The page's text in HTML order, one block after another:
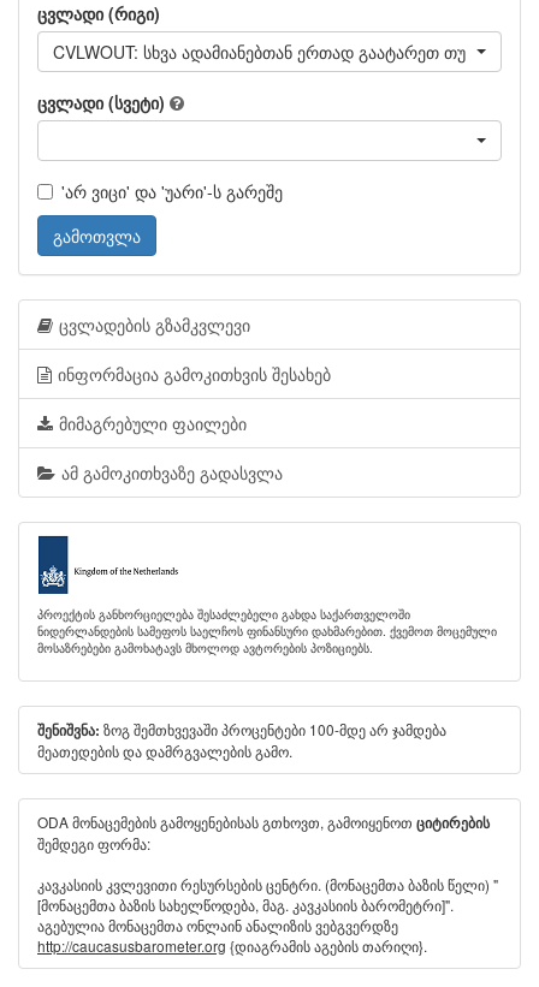
ცვლადი (რიგი)
CVLWOUT: სხვა ადამიანებთან ერთად გაატარეთ თუ არა
ცვლადი (სვეტი)
'არ ვიცი' და 'უარი'-ს გარეშე
გამოთვლა
ცვლადების გზამკვლევი
ინფორმაცია გამოკითხვის შესახებ
მიმაგრებული ფაილები
ამ გამოკითხვაზე გადასვლა
პროექტის განხორციელება შესაძლებელი გახდა საქართველოში
ნიდერლანდების სამეფოს საელჩოს ფინანსური დახმარებით. ქვემოთ მოცემული
მოსაზრებები გამოხატავს მხოლოდ ავტორების პოზიციებს.
შენიშვნა: ზოგ შემთხვევაში პროცენტები 100-მდე არ ჯამდება
მეათედების და დამრგვალების გამო.
ODA მონაცემების გამოყენებისას გთხოვთ, გამოიყენოთ ციტირების
შემდეგი ფორმა:
კავკასიის კვლევითი რესურსების ცენტრი. (მონაცემთა ბაზის წელი) "
[მონაცემთა ბაზის სახელწოდება, მაგ. კავკასიის ბარომეტრი]".
აგებულია მონაცემთა ონლაინ ანალიზის ვებგვერდზე
http://caucasusbarometer.org {დიაგრამის აგების თარიღი}.